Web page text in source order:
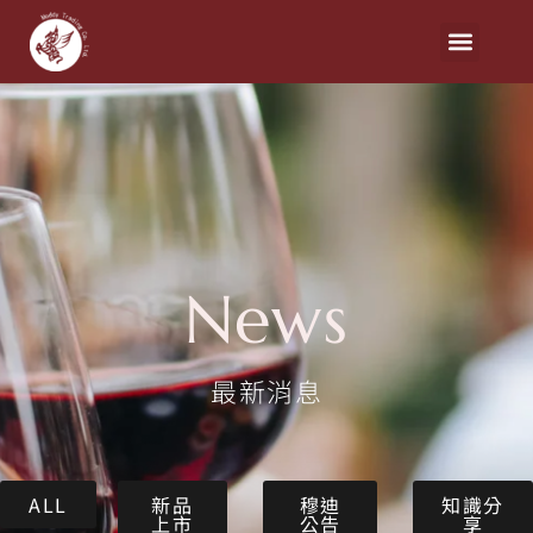
News
最新消息
ALL 新品
上市
穆迪
公告
知識分
享